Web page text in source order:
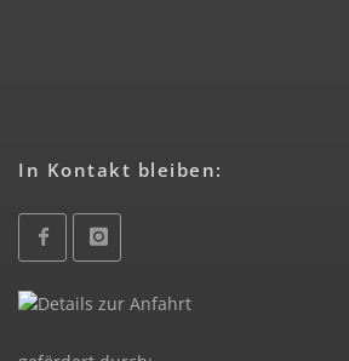
In Kontakt bleiben: